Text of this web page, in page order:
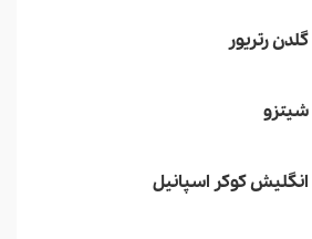
گلدن رتریور
شیتزو
انگلیش کوکر اسپانیل